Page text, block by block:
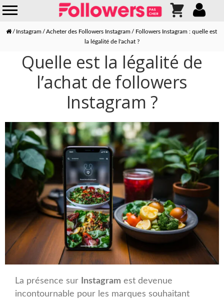
Instagram Acheter des Followers Instagram
Followers Instagram : quelle est
la légalité de l'achat ?
Quelle est la légalité de
l’achat de followers
Instagram ?
La présence sur Instagram est devenue
incontournable pour les marques souhaitant